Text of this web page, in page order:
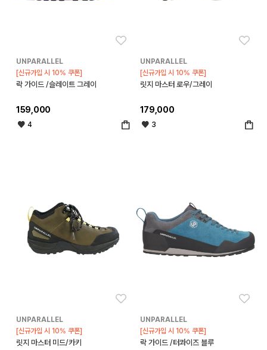
UNPARALLEL
[신규가입 시 10% 쿠폰]
락 가이드 /슬레이트 그레이
159,000
4
UNPARALLEL
[신규가입 시 10% 쿠폰]
릿지 마스터 로우/그레이
179,000
3
UNPARALLEL
[신규가입 시 10% 쿠폰]
릿지 마스터 미드/카키
UNPARALLEL
[신규가입 시 10% 쿠폰]
락 가이드 /터콰이즈 블루